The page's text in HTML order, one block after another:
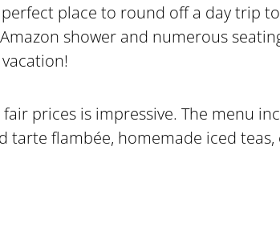
place to round off a day trip to
shower and numerous
prices is impressive. The menu
tarte flambée, homemade iced